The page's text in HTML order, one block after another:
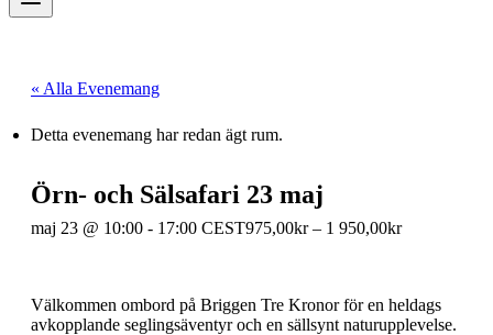
« Alla Evenemang
Detta evenemang har redan ägt rum.
Örn- och Sälsafari 23 maj
maj 23 @ 10:00 - 17:00 CEST975,00kr – 1 950,00kr
Välkommen ombord på Briggen Tre Kronor för en heldags
avkopplande seglingsäventyr och en sällsynt naturupplevelse.